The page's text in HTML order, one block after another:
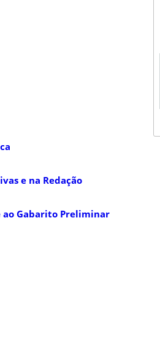
e na Redação
ao Gabarito Preliminar